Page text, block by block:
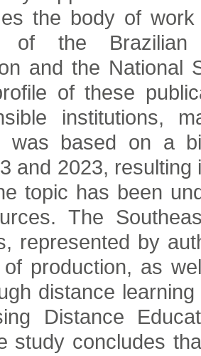
the body of
of the
and the National
of these
institutions,
was based on a
and 2023,
topic has been
The
represented by
production, as
distance
Distance
study concludes